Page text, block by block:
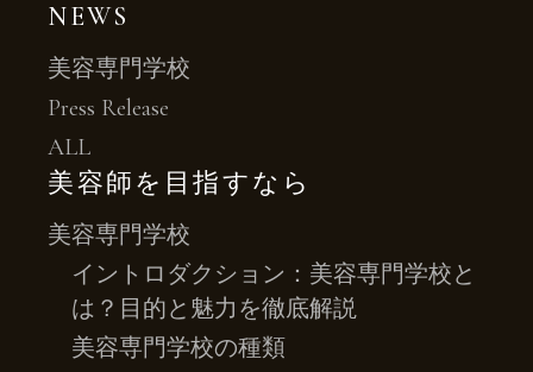
NEWS
美容専門学校
Press Release
ALL
美容師を目指すなら
美容専門学校
イントロダクション：美容専門学校と
は？目的と魅力を徹底解説
美容専門学校の種類